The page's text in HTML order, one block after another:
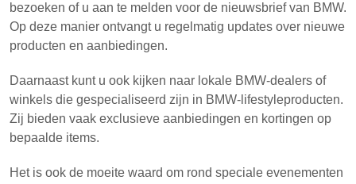
bezoeken of u aan te melden voor de nieuwsbrief van BMW.
Op deze manier ontvangt u regelmatig updates over nieuwe
producten en aanbiedingen.
Daarnaast kunt u ook kijken naar lokale BMW-dealers of
winkels die gespecialiseerd zijn in BMW-lifestyleproducten.
Zij bieden vaak exclusieve aanbiedingen en kortingen op
bepaalde items.
Het is ook de moeite waard om rond speciale evenementen